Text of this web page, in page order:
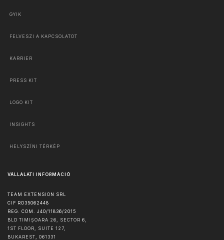
GYIK
FELVESZI A KAPCSOLATOT
KARRIER
PRESS KIT
LOGO KIT
INSIGHTS
HELYSZÍNI TÉRKÉP
VÁLLALATI INFORMÁCIÓ
TEAM EXTENSION SRL
CIF RO35062448
REG. COM. J40/11836/2015
BLD TIMIȘOARA 26, SECTOR 6,
1ST FLOOR, SUITE 127,
BUKAREST
061331